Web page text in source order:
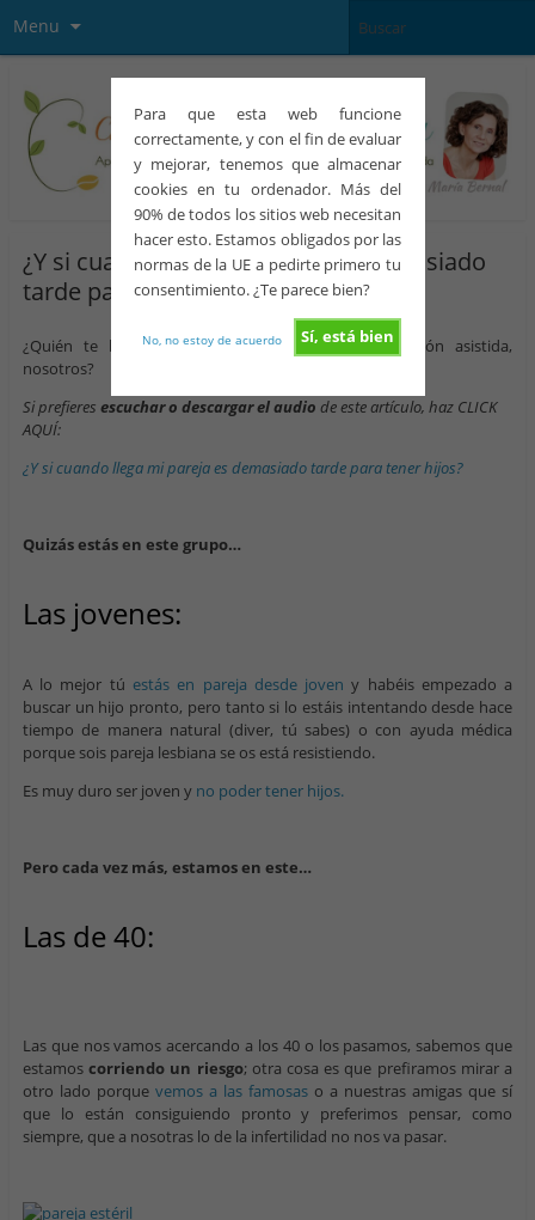
Para que esta web funcione
correctamente, y con el fin de evaluar
y mejorar, tenemos que almacenar
cookies en tu ordenador. Más del
90% de todos los sitios web necesitan
hacer esto. Estamos obligados por las
normas de la UE a pedirte primero tu
consentimiento. ¿Te parece bien?
Sí, está bien
No, no estoy de acuerdo
Menu
¿Y si cuando llega mi pareja es demasiado
tarde para tener hijos?
¿Quién te lo iba a decir a ti, verdad? ¿Reproducción asistida,
nosotros?
Si prefieres escuchar o descargar el audio de este artículo, haz CLICK
AQUÍ:
¿Y si cuando llega mi pareja es demasiado tarde para tener hijos?
Quizás estás en este grupo…
Las jovenes:
A lo mejor tú estás en pareja desde joven y habéis empezado a
buscar un hijo pronto, pero tanto si lo estáis intentando desde hace
tiempo de manera natural (diver, tú sabes) o con ayuda médica
porque sois pareja lesbiana se os está resistiendo.
Es muy duro ser joven y no poder tener hijos.
Pero cada vez más, estamos en este…
Las de 40:
Las que nos vamos acercando a los 40 o los pasamos, sabemos que
estamoscorriendo un riesgo; otra cosa es que prefiramos mirar a
otro lado porque vemos a las famosas o a nuestras amigas que sí
que lo están consiguiendo pronto y preferimos pensar, como
siempre, que a nosotras lo de la infertilidad no nos va pasar.